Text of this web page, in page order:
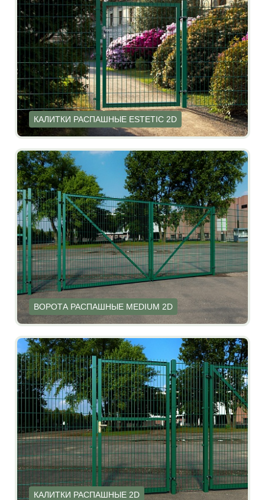
КАЛИТКИ РАСПАШНЫЕ ESTETIC 2D
ВОРОТА РАСПАШНЫЕ MEDIUM 2D
КАЛИТКИ РАСПАШНЫЕ 2D